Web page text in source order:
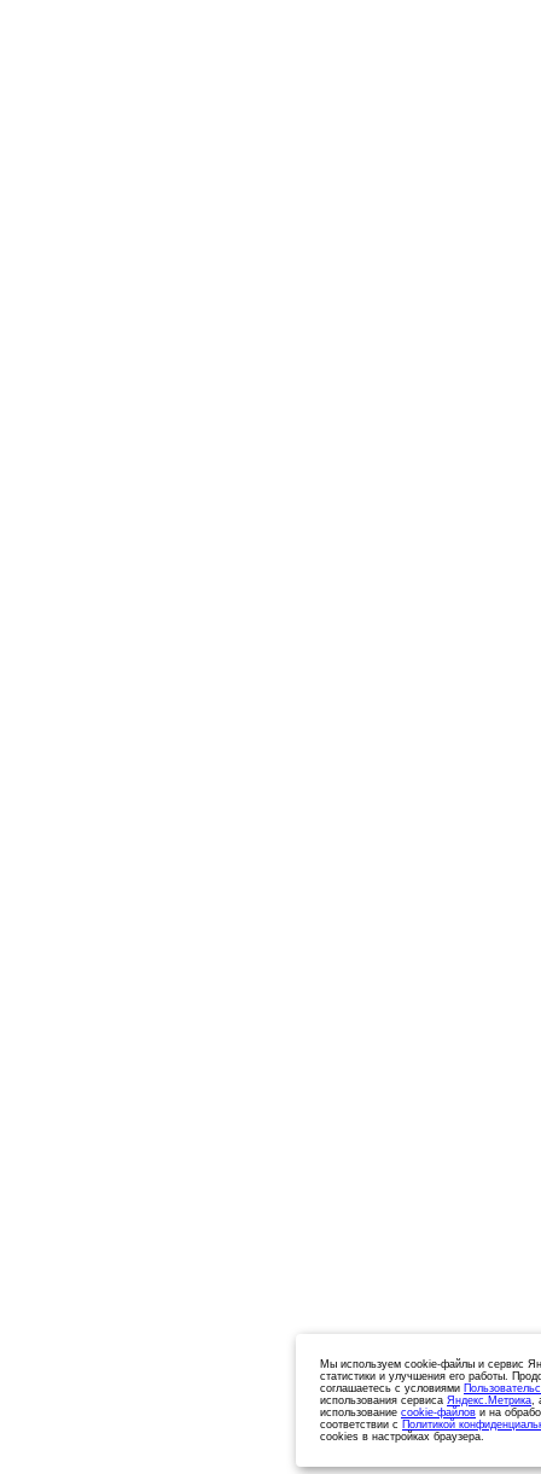
Мы используем cookie-файлы и сервис
статистики и улучшения его работы.
соглашаетесь с условиями
использования сервиса Яндекс.Метрика,
использование cookie-файлов и на
соответствии с Политикой
cookies в настройках браузера.